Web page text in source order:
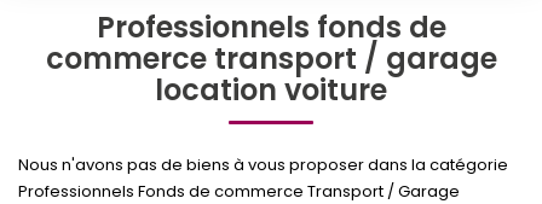
PROGRAMMES NEUFS
ESTIMER
GESTION LOCATIVE
Sélectionnez...
Type de bien
Surface min
Créer une alerte
Professionnels fonds de
commerce transport / garage
location voiture
Nous n'avons pas de biens à vous proposer dans la catégorie
Professionnels Fonds de commerce Transport / Garage